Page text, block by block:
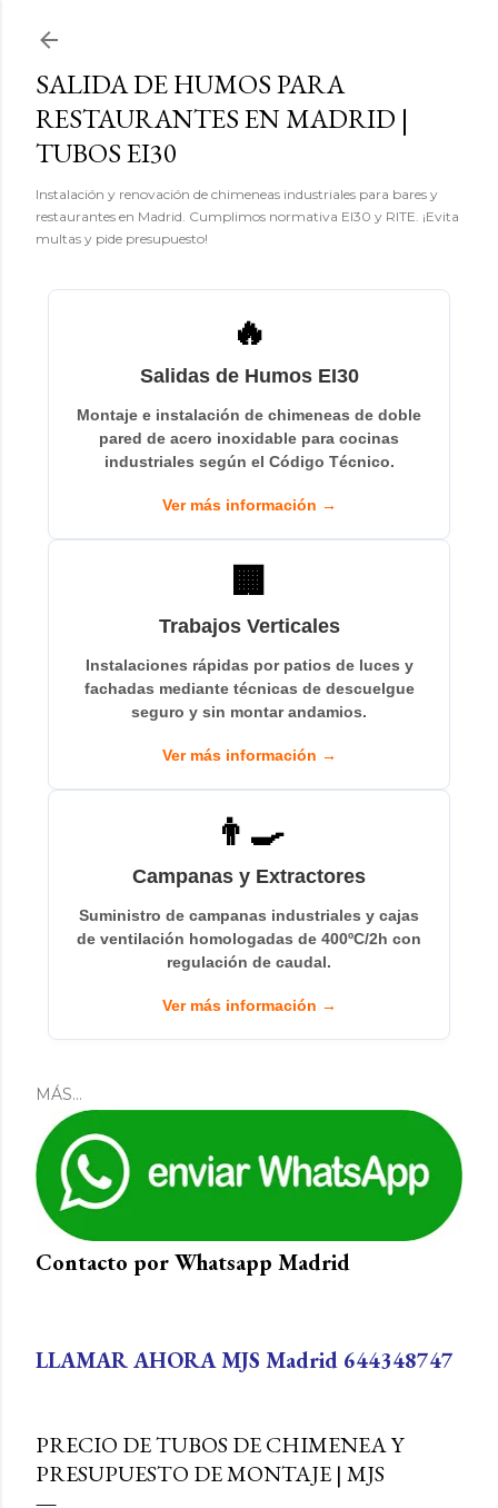
SALIDA DE HUMOS PARA
RESTAURANTES EN MADRID |
TUBOS EI30
Instalación y renovación de chimeneas industriales para bares y
restaurantes en Madrid. Cumplimos normativa EI30 y RITE. ¡Evita
multas y pide presupuesto!
🔥
Salidas de Humos EI30
Montaje e instalación de chimeneas de doble
pared de acero inoxidable para cocinas
industriales según el Código Técnico.
Ver más información →
🏢
Trabajos Verticales
Instalaciones rápidas por patios de luces y
fachadas mediante técnicas de descuelgue
seguro y sin montar andamios.
Ver más información →
👨‍🍳
Campanas y Extractores
Suministro de campanas industriales y cajas
de ventilación homologadas de 400ºC/2h con
regulación de caudal.
Ver más información →
MÁS…
Contacto por Whatsapp Madrid
LLAMAR AHORA MJS Madrid 644348747
PRECIO DE TUBOS DE CHIMENEA Y
PRESUPUESTO DE MONTAJE | MJS